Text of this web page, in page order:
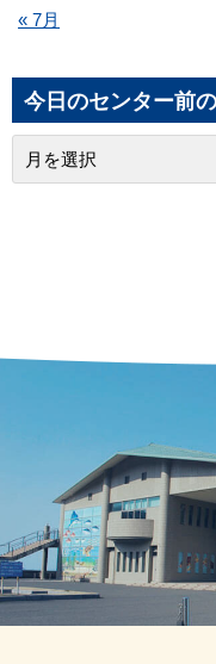
« 7月
今日のセンター前